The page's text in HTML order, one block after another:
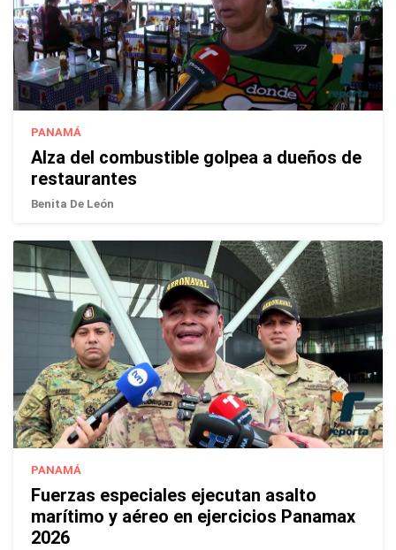
PANAMÁ
Alza del combustible golpea a dueños de
restaurantes
Benita De León
PANAMÁ
Fuerzas especiales ejecutan asalto
marítimo y aéreo en ejercicios Panamax
2026